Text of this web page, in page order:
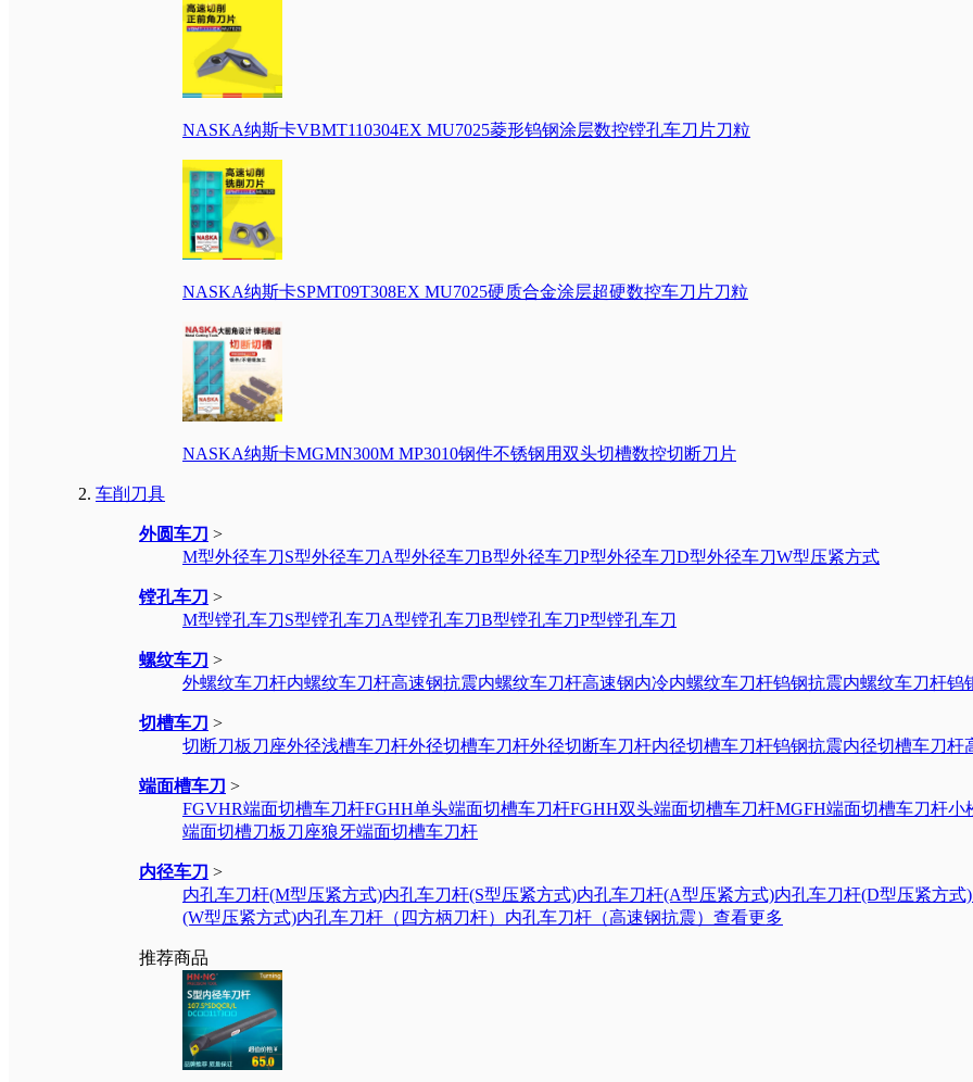
NASKA纳斯卡VBMT110304EX MU7025菱形钨钢涂层数控镗孔车刀片刀粒
NASKA纳斯卡SPMT09T308EX MU7025硬质合金涂层超硬数控车刀片刀粒
NASKA纳斯卡MGMN300M MP3010钢件不锈钢用双头切槽数控切断刀片
车削刀具
外圆车刀 >
M型外径车刀S型外径车刀A型外径车刀B型外径车刀P型外径车刀D型外径车刀W型压紧方式
镗孔车刀 >
M型镗孔车刀S型镗孔车刀A型镗孔车刀B型镗孔车刀P型镗孔车刀
螺纹车刀 >
外螺纹车刀杆内螺纹车刀杆高速钢抗震内螺纹车刀杆高速钢内冷内螺纹车刀杆钨钢抗震内螺纹车刀杆钨
切槽车刀 >
切断刀板刀座外径浅槽车刀杆外径切槽车刀杆外径切断车刀杆内径切槽车刀杆钨钢抗震内径切槽车刀杆
端面槽车刀 >
FGVHR端面切槽车刀杆FGHH单头端面切槽车刀杆FGHH双头端面切槽车刀杆MGFH端面切槽车刀杆小
端面切槽刀板刀座狼牙端面切槽车刀杆
内径车刀 >
内孔车刀杆(M型压紧方式)内孔车刀杆(S型压紧方式)内孔车刀杆(A型压紧方式)内孔车刀杆(D型压紧方式)
(W型压紧方式)内孔车刀杆（四方柄刀杆） 内孔车刀杆（高速钢抗震） 查看更多
推荐商品